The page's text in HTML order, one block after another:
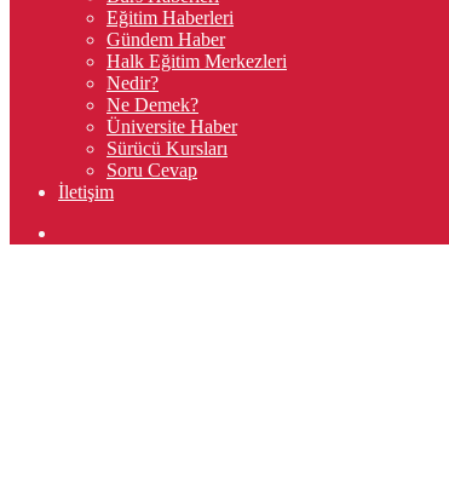
Eğitim Haberleri
Gündem Haber
Halk Eğitim Merkezleri
Nedir?
Ne Demek?
Üniversite Haber
Sürücü Kursları
Soru Cevap
İletişim